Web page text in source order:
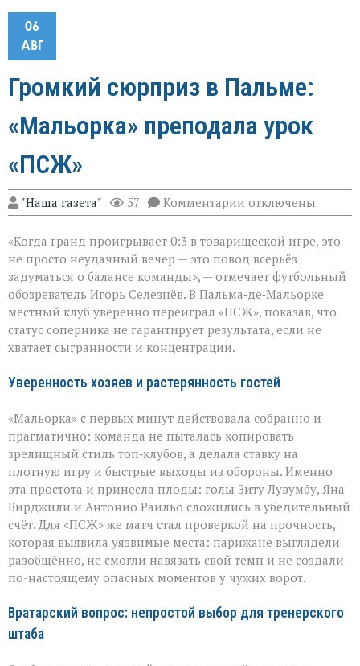
06
АВГ
Громкий сюрприз в Пальме:
«Мальорка» преподала урок
«ПСЖ»
"Наша газета" 57 Комментарии к
записи
сюрприз
в
Пальме:
«Мальорка»
преподала
урок
«ПСЖ»
отключены
«Когда гранд проигрывает 0:3 в товарищеской игре, это
не просто неудачный вечер — это повод всерьёз
задуматься о балансе команды», — отмечает футбольный
обозреватель Игорь Селезнёв. В Пальма‑де‑Мальорке
местный клуб уверенно переиграл «ПСЖ», показав, что
статус соперника не гарантирует результата, если не
хватает сыгранности и концентрации.
Уверенность хозяев и растерянность гостей
«Мальорка» с первых минут действовала собранно и
прагматично: команда не пыталась копировать
зрелищный стиль топ‑клубов, а делала ставку на
плотную игру и быстрые выходы из обороны. Именно
эта простота и принесла плоды: голы Зиту Лувумбу, Яна
Вирджили и Антонио Раильо сложились в убедительный
счёт. Для «ПСЖ» же матч стал проверкой на прочность,
которая выявила уязвимые места: парижане выглядели
разобщённо, не смогли навязать свой темп и не создали
по-настоящему опасных моментов у чужих ворот.
Вратарский вопрос: непростой выбор для тренерского
штаба